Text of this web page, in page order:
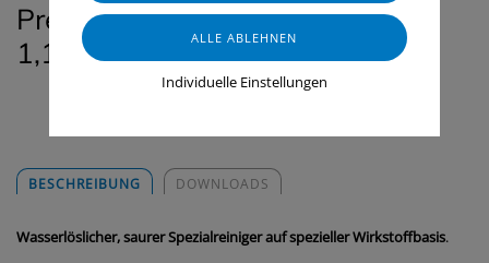
Preis pro Liter anw. Lösung ab ~
1,12 € (Verdünnung 1:20)
BESCHREIBUNG DOWNLOADS
Wasserlöslicher, saurer Spezialreiniger auf spezieller Wirkstoffbasis.
Individuelle Einstellungen